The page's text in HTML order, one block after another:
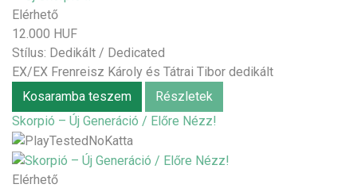
Elérhető
12.000 HUF
Stílus: Dedikált / Dedicated
EX/EX Frenreisz Károly és Tátrai Tibor dedikált
Kosaramba teszem
Részletek
Skorpió – Új Generáció / Előre Nézz!
Elérhető